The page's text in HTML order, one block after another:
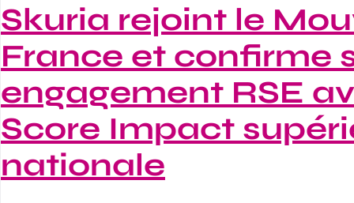
Skuria rejoint le
France et confirme
engagement RSE
Score Impact
nationale